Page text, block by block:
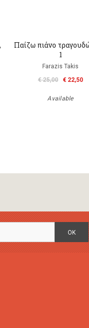
Παίζω πιάνο
1
Farazis Takis
€ 25,00
€ 22,50
Available
OK